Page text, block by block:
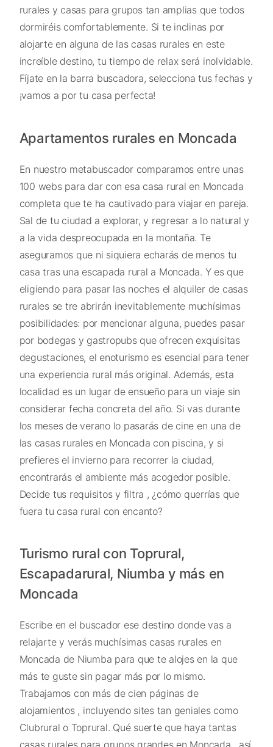
rurales y casas para grupos tan amplias que todos
dormiréis comfortablemente. Si te inclinas por
alojarte en alguna de las casas rurales en este
increíble destino, tu tiempo de relax será inolvidable.
Fíjate en la barra buscadora, selecciona tus fechas y
¡vamos a por tu casa perfecta!
Apartamentos rurales en Moncada
En nuestro metabuscador comparamos entre unas
100 webs para dar con esa casa rural en Moncada
completa que te ha cautivado para viajar en pareja.
Sal de tu ciudad a explorar, y regresar a lo natural y
a la vida despreocupada en la montaña. Te
aseguramos que ni siquiera echarás de menos tu
casa tras una escapada rural a Moncada. Y es que
eligiendo para pasar las noches el alquiler de casas
rurales se tre abrirán inevitablemente muchísimas
posibilidades: por mencionar alguna, puedes pasar
por bodegas y gastropubs que ofrecen exquisitas
degustaciones, el enoturismo es esencial para tener
una experiencia rural más original. Además, esta
localidad es un lugar de ensueño para un viaje sin
considerar fecha concreta del año. Si vas durante
los meses de verano lo pasarás de cine en una de
las casas rurales en Moncada con piscina, y si
prefieres el invierno para recorrer la ciudad,
encontrarás el ambiente más acogedor posible.
Decide tus requisitos y filtra , ¿cómo querrías que
fuera tu casa rural con encanto?
Turismo rural con Toprural,
Escapadarural, Niumba y más en
Moncada
Escribe en el buscador ese destino donde vas a
relajarte y verás muchísimas casas rurales en
Moncada de Niumba para que te alojes en la que
más te guste sin pagar más por lo mismo.
Trabajamos con más de cien páginas de
alojamientos , incluyendo sites tan geniales como
Clubrural o Toprural. Qué suerte que haya tantas
casas rurales para grupos grandes en Moncada , así